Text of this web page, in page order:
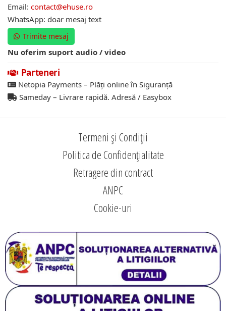
Email: contact@ehuse.ro
WhatsApp: doar mesaj text
Trimite mesaj
Nu oferim suport audio / video
Parteneri
Netopia Payments – Plăți online în Siguranță
Sameday – Livrare rapidă. Adresă / Easybox
Termeni și Condiții
Politica de Confidențialitate
Retragere din contract
ANPC
Cookie-uri